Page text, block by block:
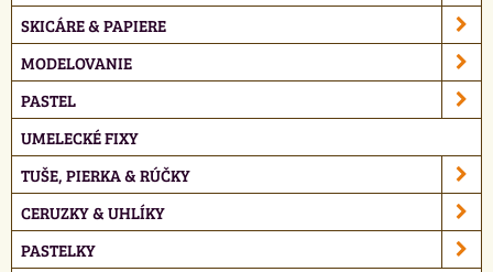
SKICÁRE & PAPIERE
MODELOVANIE
PASTEL
UMELECKÉ FIXY
TUŠE, PIERKA & RÚČKY
CERUZKY & UHLÍKY
PASTELKY